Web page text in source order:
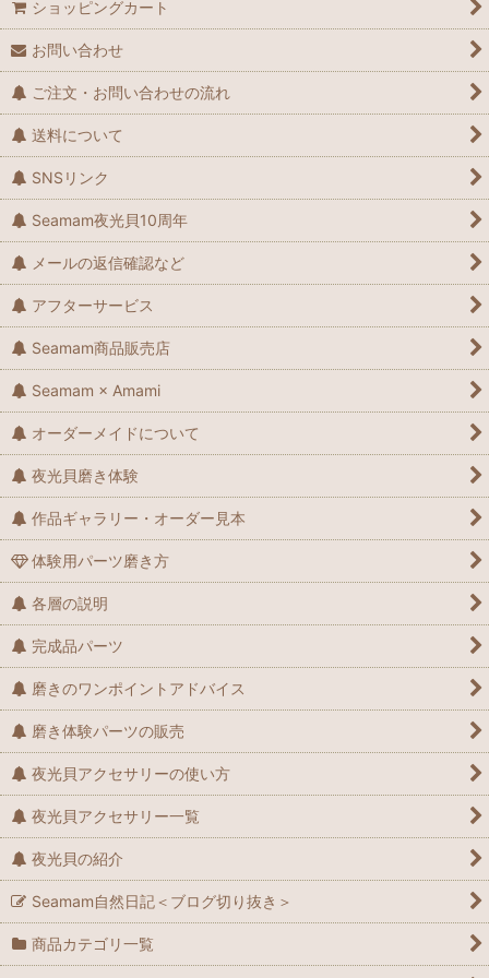
ショッピングカート
お問い合わせ
ご注文・お問い合わせの流れ
送料について
SNSリンク
Seamam夜光貝10周年
メールの返信確認など
アフターサービス
Seamam商品販売店
Seamam × Amami
オーダーメイドについて
夜光貝磨き体験
作品ギャラリー・オーダー見本
体験用パーツ磨き方
各層の説明
完成品パーツ
磨きのワンポイントアドバイス
磨き体験パーツの販売
夜光貝アクセサリーの使い方
夜光貝アクセサリー一覧
夜光貝の紹介
Seamam自然日記＜ブログ切り抜き＞
商品カテゴリ一覧